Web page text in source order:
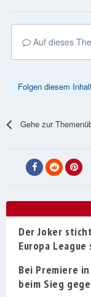
Auf dieses
Folgen diesem
Gehe zur
Der Joker
Europa League
Bei Premiere
beim Sieg